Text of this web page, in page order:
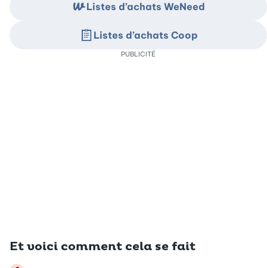
Et voici comment cela se fait
Listes d’achats WeNeed
Listes d’achats Coop
PUBLICITÉ